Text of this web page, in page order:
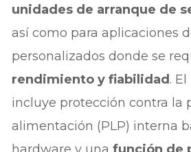
unidades de arranque de
así como para aplicaciones
personalizados donde se
rendimiento y fiabilidad .
incluye protección contra la
alimentación (PLP) interna